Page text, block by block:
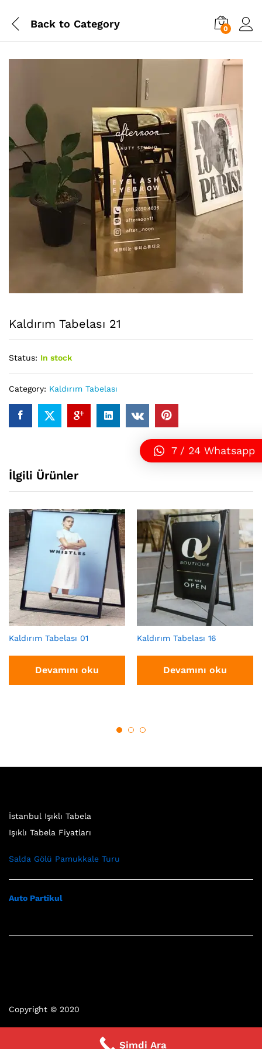
Back to Category 0
Kaldırım Tabelası 21
Status: In stock
Category: Kaldırım Tabelası
İlgili Ürünler
Kaldırım Tabelası 01
Devamını oku
Kaldırım Tabelası 16
Devamını oku
İstanbul Işıklı Tabela
Işıklı Tabela Fiyatları
Salda Gölü Pamukkale Turu
Auto Partikul
Copyright © 2020
Şimdi Ara
7 / 24 Whatsapp